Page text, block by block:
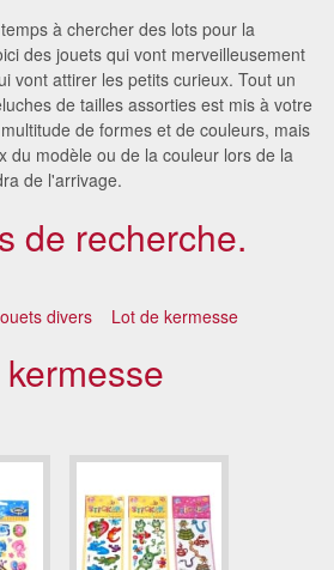
à chercher des lots pour la
des jouets qui vont merveilleusement
vont attirer les petits curieux. Tout un
de tailles assorties est mis à votre
de formes et de couleurs, mais
du modèle ou de la couleur lors de la
de l'arrivage.
de recherche.
divers Lot de kermesse